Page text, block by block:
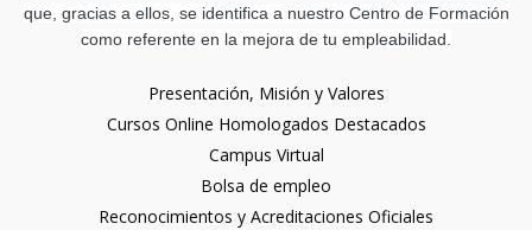
que, gracias a ellos, se identifica a nuestro Centro de Formación
como referente en la mejora de tu empleabilidad.
Presentación, Misión y Valores
Cursos Online Homologados Destacados
Campus Virtual
Bolsa de empleo
Reconocimientos y Acreditaciones Oficiales